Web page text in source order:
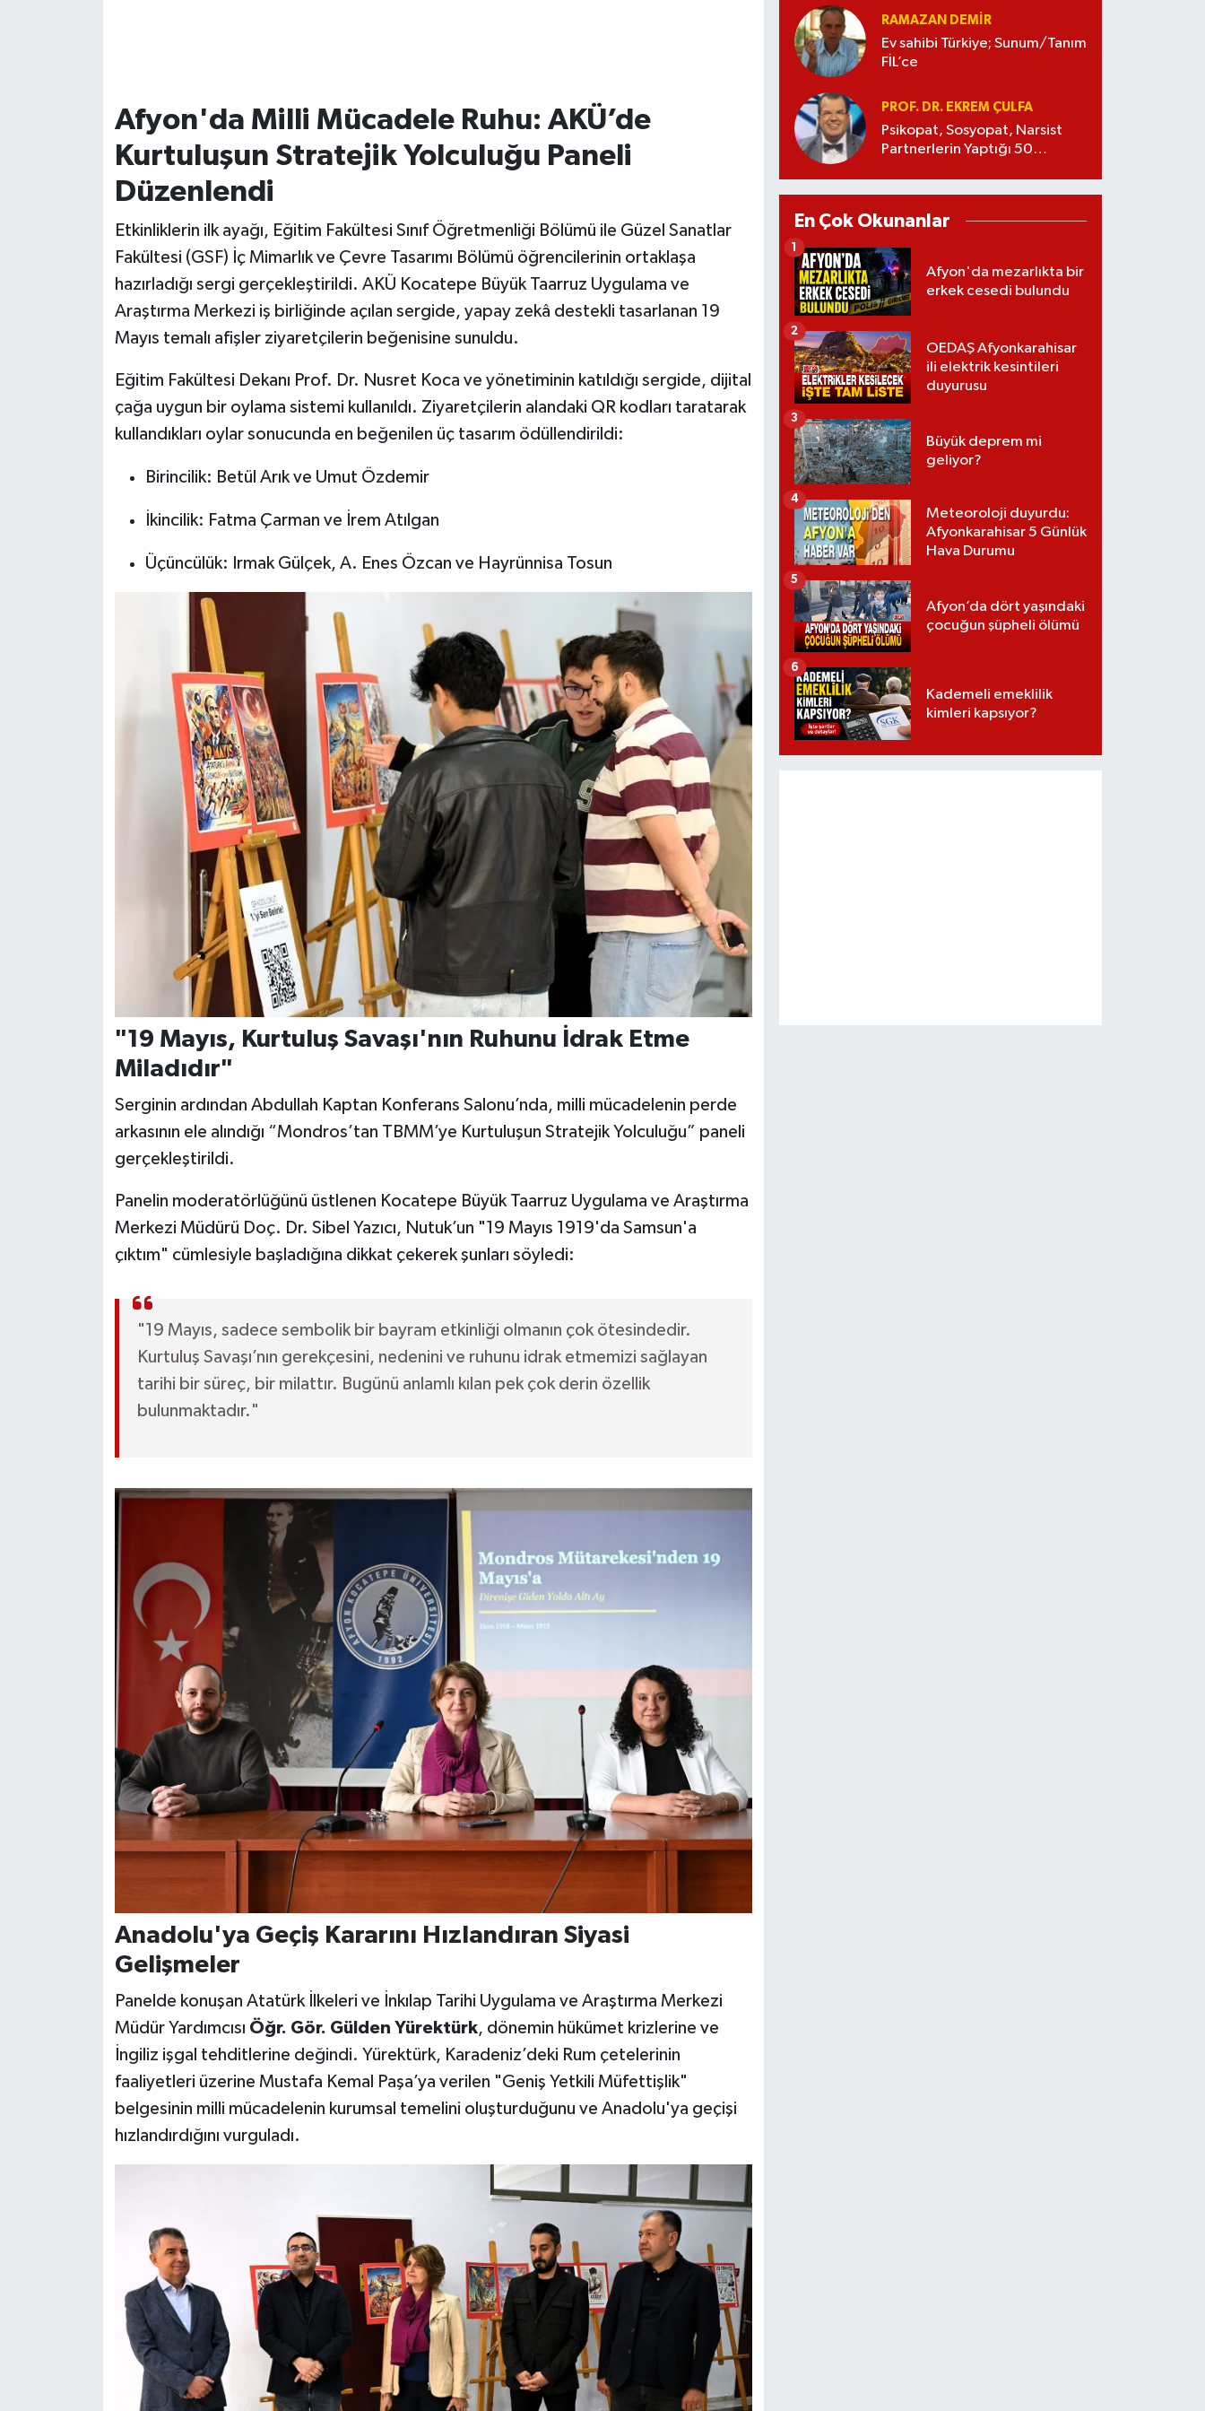
Afyon'da Milli Mücadele Ruhu: AKÜ’de
Kurtuluşun Stratejik Yolculuğu Paneli
Düzenlendi
Etkinliklerin ilk ayağı, Eğitim Fakültesi Sınıf Öğretmenliği Bölümü ile Güzel Sanatlar
Fakültesi (GSF) İç Mimarlık ve Çevre Tasarımı Bölümü öğrencilerinin ortaklaşa
hazırladığı sergi gerçekleştirildi. AKÜ Kocatepe Büyük Taarruz Uygulama ve
Araştırma Merkezi iş birliğinde açılan sergide, yapay zekâ destekli tasarlanan 19
Mayıs temalı afişler ziyaretçilerin beğenisine sunuldu.
Eğitim Fakültesi Dekanı Prof. Dr. Nusret Koca ve yönetiminin katıldığı sergide, dijital
çağa uygun bir oylama sistemi kullanıldı. Ziyaretçilerin alandaki QR kodları taratarak
kullandıkları oylar sonucunda en beğenilen üç tasarım ödüllendirildi:
Birincilik: Betül Arık ve Umut Özdemir
İkincilik: Fatma Çarman ve İrem Atılgan
Üçüncülük: Irmak Gülçek, A. Enes Özcan ve Hayrünnisa Tosun
"19 Mayıs, Kurtuluş Savaşı'nın Ruhunu İdrak Etme
Miladıdır"
Serginin ardından Abdullah Kaptan Konferans Salonu’nda, milli mücadelenin perde
arkasının ele alındığı “Mondros’tan TBMM’ye Kurtuluşun Stratejik Yolculuğu” paneli
gerçekleştirildi.
Panelin moderatörlüğünü üstlenen Kocatepe Büyük Taarruz Uygulama ve Araştırma
Merkezi Müdürü Doç. Dr. Sibel Yazıcı, Nutuk’un "19 Mayıs 1919'da Samsun'a
çıktım" cümlesiyle başladığına dikkat çekerek şunları söyledi:
"19 Mayıs, sadece sembolik bir bayram etkinliği olmanın çok ötesindedir.
Kurtuluş Savaşı’nın gerekçesini, nedenini ve ruhunu idrak etmemizi sağlayan
tarihi bir süreç, bir milattır. Bugünü anlamlı kılan pek çok derin özellik
bulunmaktadır."
Anadolu'ya Geçiş Kararını Hızlandıran Siyasi
Gelişmeler
Panelde konuşan Atatürk İlkeleri ve İnkılap Tarihi Uygulama ve Araştırma Merkezi
Müdür Yardımcısı Öğr. Gör. Gülden Yürektürk, dönemin hükümet krizlerine ve
İngiliz işgal tehditlerine değindi. Yürektürk, Karadeniz’deki Rum çetelerinin
faaliyetleri üzerine Mustafa Kemal Paşa’ya verilen "Geniş Yetkili Müfettişlik"
belgesinin milli mücadelenin kurumsal temelini oluşturduğunu ve Anadolu'ya geçişi
hızlandırdığını vurguladı.
RAMAZAN DEMİR
Ev sahibi Türkiye; Sunum/Tanım
FİL’ce
PROF. DR. EKREM ÇULFA
Psikopat, Sosyopat, Narsist
Partnerlerin Yaptığı 50
En Çok Okunanlar
Afyon'da mezarlıkta bir
erkek cesedi bulundu
1
OEDAŞ Afyonkarahisar
ili elektrik kesintileri
duyurusu
2
Büyük deprem mi
geliyor?
3
Meteoroloji duyurdu:
Afyonkarahisar 5 Günlük
Hava Durumu
4
Afyon’da dört yaşındaki
çocuğun şüpheli ölümü
5
Kademeli emeklilik
kimleri kapsıyor?
6